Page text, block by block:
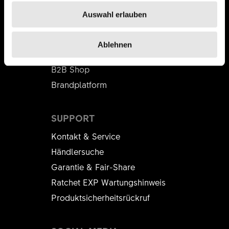
Auswahl erlauben
Ablehnen
SUPPORT
Kontakt & Service
Händlersuche
Garantie & Fair-Share
Ratchet EXP Wartungshinweis
Produktsicherheitsrückruf
BUSINESS PARTNER
B2B Shop
Brandplatform